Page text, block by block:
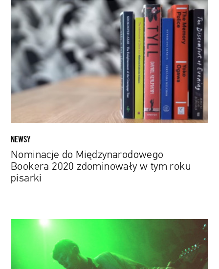
Nominacje
do
Międzynarodowego
Bookera
2020
zdominowały
tym
NEWSY
Nominacje do Międzynarodowego
Bookera 2020 zdominowały w tym roku
pisarki